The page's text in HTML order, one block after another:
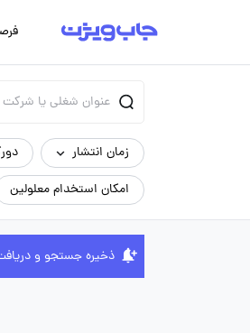
زمان انتشار
امکان استخدام معلولین
ذخیره جستجو و